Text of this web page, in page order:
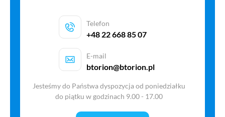
Telefon
+48 22 668 85 07
E-mail
btorion@btorion.pl
Jesteśmy do Państwa dyspozycja od poniedziałku
do piątku w godzinach 9.00 - 17.00